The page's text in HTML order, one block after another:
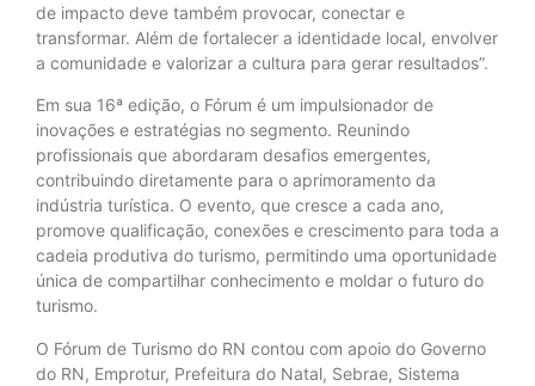
de impacto deve também provocar, conectar e
transformar. Além de fortalecer a identidade local, envolver
a comunidade e valorizar a cultura para gerar resultados”.
Em sua 16ª edição, o Fórum é um impulsionador de
inovações e estratégias no segmento. Reunindo
profissionais que abordaram desafios emergentes,
contribuindo diretamente para o aprimoramento da
indústria turística. O evento, que cresce a cada ano,
promove qualificação, conexões e crescimento para toda a
cadeia produtiva do turismo, permitindo uma oportunidade
única de compartilhar conhecimento e moldar o futuro do
turismo.
O Fórum de Turismo do RN contou com apoio do Governo
do RN, Emprotur, Prefeitura do Natal, Sebrae, Sistema